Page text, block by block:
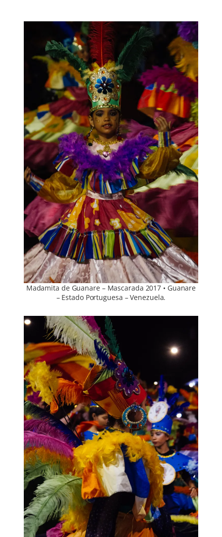
Madamita de Guanare – Mascarada 2017 • Guanare
– Estado Portuguesa – Venezuela.